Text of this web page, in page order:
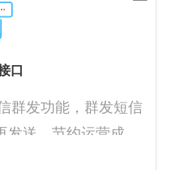
口
群发功能，群发短信
发送。节约运营成
条短信计费。通过后